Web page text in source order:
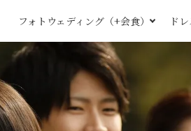
フォトウェディング（+会食） ド